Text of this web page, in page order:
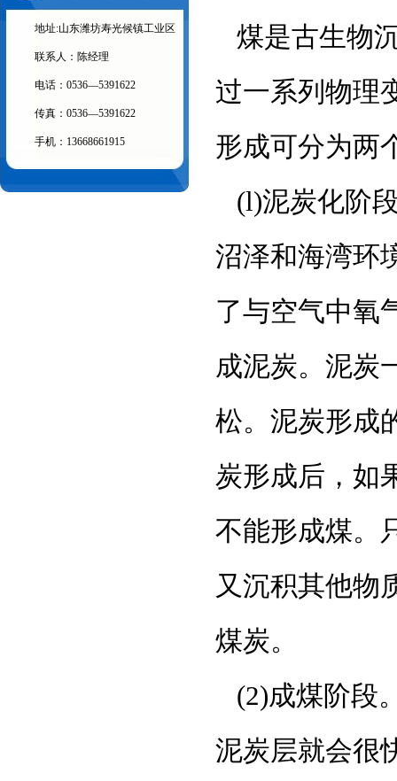
地址:山东潍坊寿光候镇工业区
联系人：陈经理
电话：0536—5391622
传真：0536—5391622
手机：13668661915
煤是古生物
过一系列物理
形成可分为两
(l)泥炭化阶
沼泽和海湾环
了与空气中氧
成泥炭。泥炭
松。泥炭形成
炭形成后，如
不能形成煤。
又沉积其他物
煤炭。
(2)成煤阶段
泥炭层就会很